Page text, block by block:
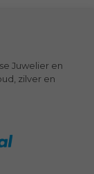
Juwelier en
zilver en